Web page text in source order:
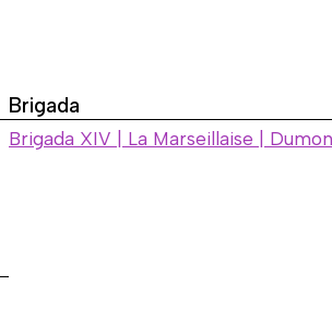
Brigada
Brigada XIV | La Marseillaise |